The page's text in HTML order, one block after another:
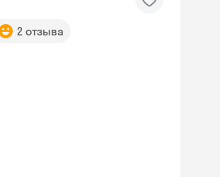
2 отзыва